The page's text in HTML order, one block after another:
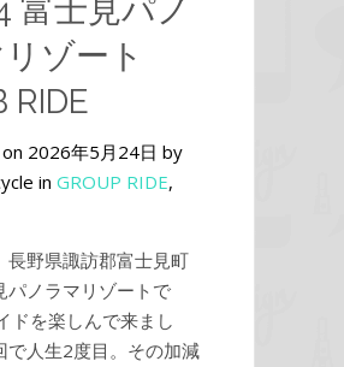
富士見パノ
ゾート
RIDE
2026年5月24日 by
in GROUP RIDE,
長野県諏訪郡富士見町
パノラマリゾートで
ドを楽しんで来まし
で人生2度目。その加減